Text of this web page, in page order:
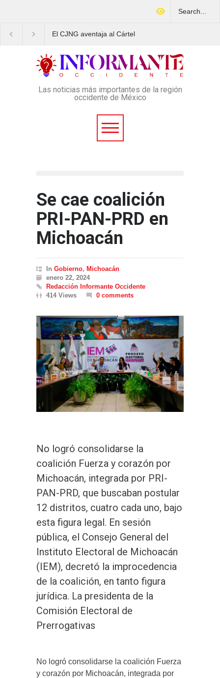
El CJNG aventaja al Cártel
Montenegro
esquema Ponzi con
4 mil afectados
Las noticias más importantes de la región
occidente de México
Se cae coalición
PRI-PAN-PRD en
Michoacán
In Gobierno, Michoacán
enero 22, 2024
Redacción Informante Occidente
414 Views
0 comments
No logró consolidarse la
coalición Fuerza y corazón por
Michoacán, integrada por PRI-
PAN-PRD, que buscaban postular
12 distritos, cuatro cada uno, bajo
esta figura legal. En sesión
pública, el Consejo General del
Instituto Electoral de Michoacán
(IEM), decretó la improcedencia
de la coalición, en tanto figura
jurídica. La presidenta de la
Comisión Electoral de
Prerrogativas
No logró consolidarse la coalición Fuerza
y corazón por Michoacán, integrada por